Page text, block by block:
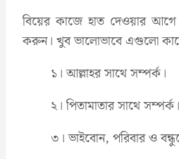
বিয়ের কাজে হাত দেওয়ার আগে
করুন। খুব ভালোভাবে এগুলো
১। আল্লাহর সাথে সম্পর্ক।
২। পিতামাতার সাথে সম্পর্ক।
৩। ভাইবোন, পরিবার ও